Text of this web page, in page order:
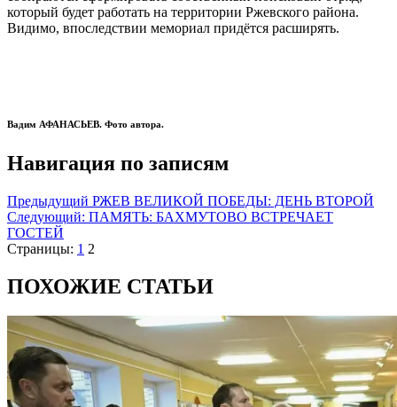
который будет работать на территории Ржевского района.
Видимо, впоследствии мемориал придётся расширять.
Вадим АФАНАСЬЕВ. Фото автора.
Навигация по записям
Предыдущий РЖЕВ ВЕЛИКОЙ ПОБЕДЫ: ДЕНЬ ВТОРОЙ
Следующий: ПАМЯТЬ: БАХМУТОВО ВСТРЕЧАЕТ
ГОСТЕЙ
Страницы: 1 2
ПОХОЖИЕ СТАТЬИ